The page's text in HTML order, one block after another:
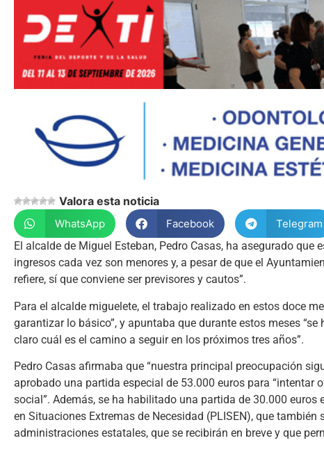
Valora esta noticia
WhatsApp Facebook Telegram
El alcalde de Miguel Esteban, Pedro Casas, ha asegurado
ingresos cada vez son menores y, a pesar de que el
refiere, sí que conviene ser previsores y cautos”.
Para el alcalde miguelete, el trabajo realizado en estos doce
garantizar lo básico”, y apuntaba que durante estos meses
claro cuál es el camino a seguir en los próximos tres años”.
Pedro Casas afirmaba que “nuestra principal preocupación
aprobado una partida especial de 53.000 euros para
social”. Además, se ha habilitado una partida de 30.000
en Situaciones Extremas de Necesidad (PLISEN), que
administraciones estatales, que se recibirán en breve y que